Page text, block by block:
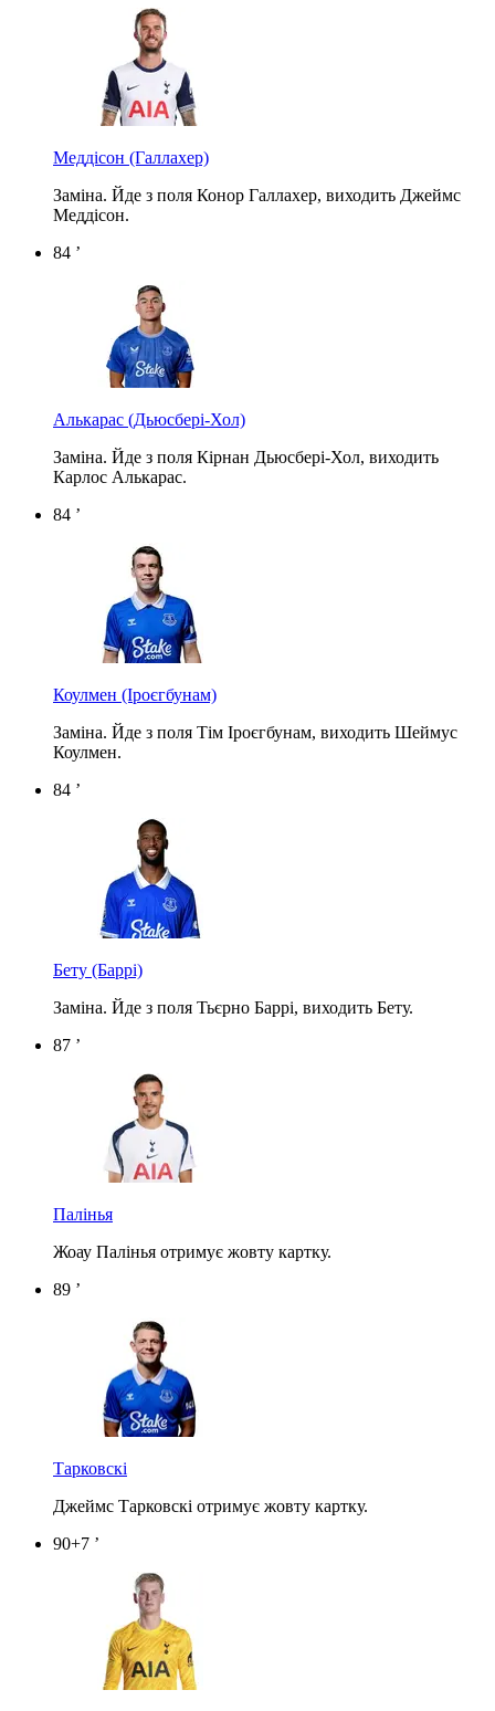
Меддісон (Галлахер)
Заміна. Йде з поля Конор Галлахер, виходить Джеймс
Меддісон.
84 ’
Алькарас (Дьюсбері-Хол)
Заміна. Йде з поля Кірнан Дьюсбері-Хол, виходить
Карлос Алькарас.
84 ’
Коулмен (Іроєгбунам)
Заміна. Йде з поля Тім Іроєгбунам, виходить Шеймус
Коулмен.
84 ’
Бету (Баррі)
Заміна. Йде з поля Тьєрно Баррі, виходить Бету.
87 ’
Палінья
Жоау Палінья отримує жовту картку.
89 ’
Тарковскі
Джеймс Тарковскі отримує жовту картку.
90+7 ’